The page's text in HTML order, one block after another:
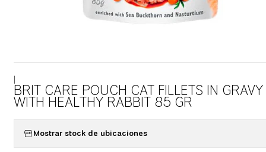
BRIT CARE POUCH CAT FILLETS IN GRAVY
WITH HEALTHY RABBIT 85 GR
Mostrar stock de ubicaciones